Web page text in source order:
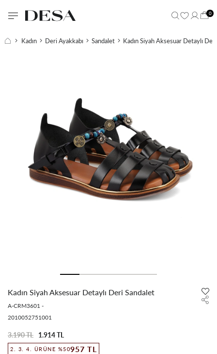
0
Kadın Deri Ayakkabı Sandalet Kadın Siyah Aksesuar Detaylı
Kadın Siyah Aksesuar Detaylı Deri Sandalet
A-CRM3601 -
2010052751001
3.190 TL 1.914 TL
2. 3. 4. ÜRÜNE %50957 TL